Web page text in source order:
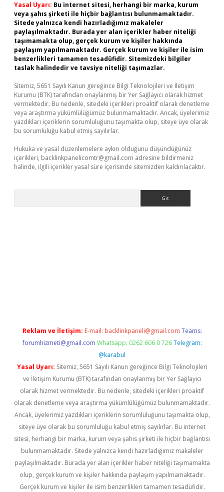
Yasal Uyarı: Bu internet sitesi, herhangi bir marka, kurum
veya şahıs şirketi ile hiçbir bağlantısı bulunmamaktadır.
Sitede yalnızca kendi hazırladığımız makaleler
paylaşılmaktadır. Burada yer alan içerikler haber niteliği
taşımamakta olup, gerçek kurum ve kişiler hakkında
paylaşım yapılmamaktadır. Gerçek kurum ve kişiler ile isim
benzerlikleri tamamen tesadüfidir. Sitemizdeki bilgiler
taslak halindedir ve tavsiye niteliği taşımazlar.
Sitemiz, 5651 Sayılı Kanun gereğince Bilgi Teknolojileri ve İletişim
Kurumu (BTK) tarafından onaylanmış bir Yer Sağlayıcı olarak hizmet
vermektedir. Bu nedenle, sitedeki içerikleri proaktif olarak denetleme
veya araştırma yükümlülüğümüz bulunmamaktadır. Ancak, üyelerimiz
yazdıkları içeriklerin sorumluluğunu taşımakta olup, siteye üye olarak
bu sorumluluğu kabul etmiş sayılırlar.
Hukuka ve yasal düzenlemelere aykırı olduğunu düşündüğünüz
içerikleri, backlinkpanelicomtr@gmail.com adresine bildirmeniz
halinde, ilgili içerikler yasal süre içerisinde sitemizden kaldırılacaktır.
Reklam ve İletişim: E-mail: backlinkpaneli@gmail.com Teams:
forumhizmeti@gmail.com Whatsapp: 0262 606 0 726 Telegram:
@karabul
Yasal Uyarı: Sitemiz, 5651 Sayılı Kanun gereğince Bilgi Teknolojileri
ve İletişim Kurumu (BTK) tarafından onaylanmış bir Yer Sağlayıcı
olarak hizmet vermektedir. Bu nedenle, sitedeki içerikleri proaktif
olarak denetleme veya araştırma yükümlülüğümüz bulunmamaktadır.
Ancak, üyelerimiz yazdıkları içeriklerin sorumluluğunu taşımakta olup,
siteye üye olarak bu sorumluluğu kabul etmiş sayılırlar. Bu internet
sitesi, herhangi bir marka, kurum veya şahıs şirketi ile hiçbir bağlantısı
bulunmamaktadır. Sitede yalnızca kendi hazırladığımız makaleler
paylaşılmaktadır. Burada yer alan içerikler haber niteliği taşımamakta
olup, gerçek kurum ve kişiler hakkında paylaşım yapılmamaktadır.
Gerçek kurum ve kişiler ile isim benzerlikleri tamamen tesadüfidir.